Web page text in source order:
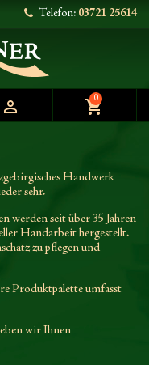
Telefon: 03721 25614
 shopping_cart
0
Handwerk
sehr.
werden seit über 35 Jahren
Handarbeit hergestellt.
zu pflegen und
Produktpalette umfasst
wir Ihnen